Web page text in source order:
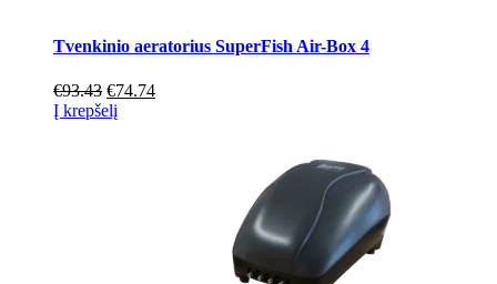
Tvenkinio aeratorius SuperFish Air-Box 4
€93.43 Original
price
€74.74Current
Į krepšelį